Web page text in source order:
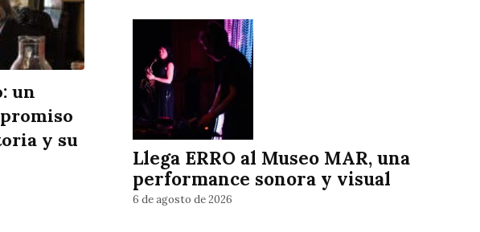
un
y su
Llega ERRO al Museo MAR, una
performance sonora y visual
6 de agosto de 2026